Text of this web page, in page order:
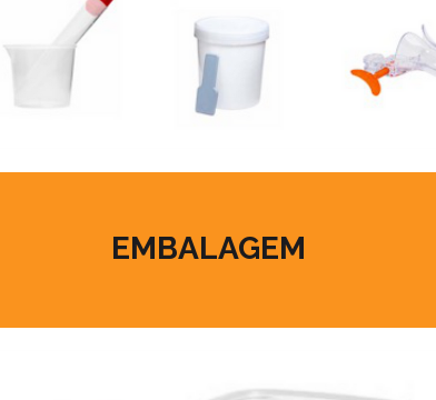
EMBALAGEM